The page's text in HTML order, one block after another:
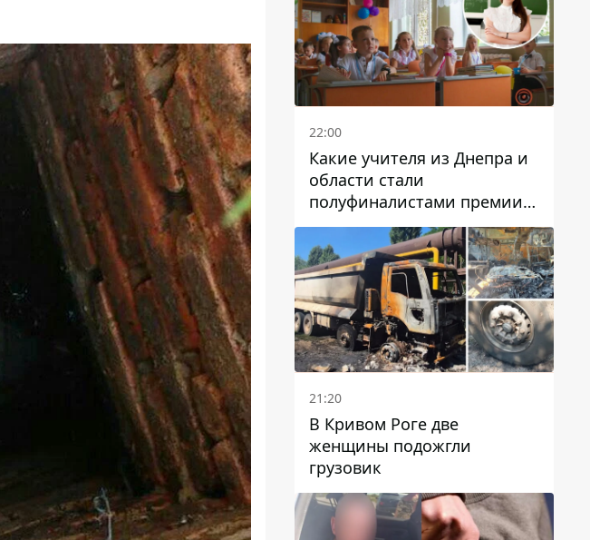
22:00
Какие учителя из Днепра и
области стали
полуфиналистами премии
Global Teacher Prize Ukraine
2026
21:20
В Кривом Роге две
женщины подожгли
грузовик